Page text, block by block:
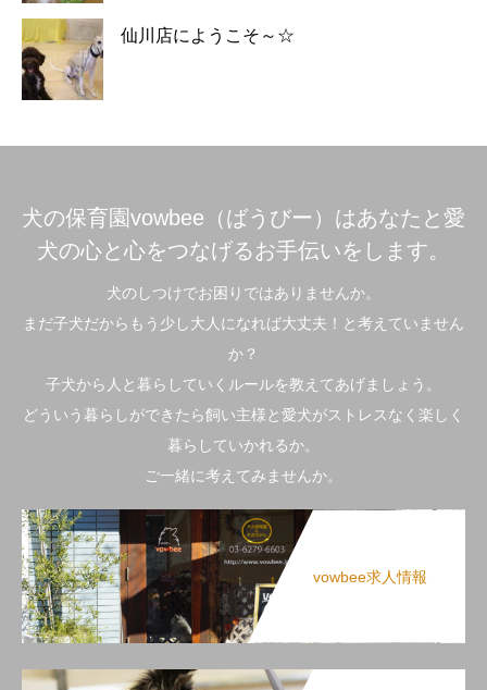
仙川店にようこそ～☆
犬の保育園vowbee（ばうびー）はあなたと愛
犬の心と心をつなげるお手伝いをします。
犬のしつけでお困りではありませんか。
まだ子犬だからもう少し大人になれば大丈夫！と考えていません
か？
子犬から人と暮らしていくルールを教えてあげましょう。
どういう暮らしができたら飼い主様と愛犬がストレスなく楽しく
暮らしていかれるか。
ご一緒に考えてみませんか。
vowbee求人情報